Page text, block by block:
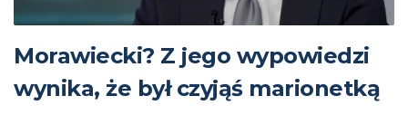
Morawiecki? Z jego wypowiedzi
wynika, że był czyjąś marionetką